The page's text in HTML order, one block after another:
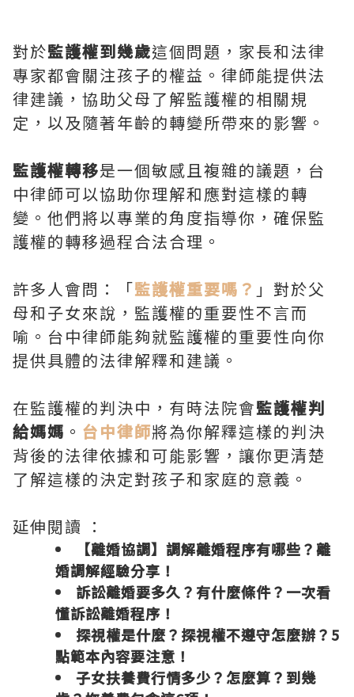
對於監護權到幾歲這個問題，家長和法律
專家都會關注孩子的權益。律師能提供法
律建議，協助父母了解監護權的相關規
定，以及隨著年齡的轉變所帶來的影響。
監護權轉移是一個敏感且複雜的議題，台
中律師可以協助你理解和應對這樣的轉
變。他們將以專業的角度指導你，確保監
護權的轉移過程合法合理。
許多人會問：「監護權重要嗎？ 」對於父
母和子女來說，監護權的重要性不言而
喻。台中律師能夠就監護權的重要性向你
提供具體的法律解釋和建議。
在監護權的判決中，有時法院會監護權判
給媽媽 。 台中律師將為你解釋這樣的判決
背後的法律依據和可能影響，讓你更清楚
了解這樣的決定對孩子和家庭的意義。
延伸閱讀 ：
【離婚協調】調解離婚程序有哪些？離
婚調解經驗分享！
訴訟離婚要多久？有什麼條件？一次看
懂訴訟離婚程序！
探視權是什麼？探視權不遵守怎麼辦？5
點範本內容要注意！
子女扶養費行情多少？怎麼算？到幾